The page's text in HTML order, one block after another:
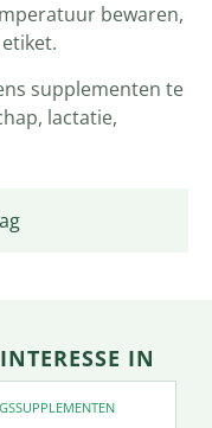
bewaren,
supplementen te
lactatie,
IN